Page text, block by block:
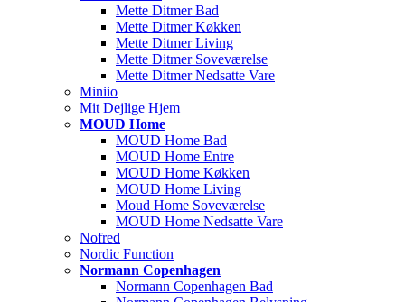
Mette Ditmer Bad
Mette Ditmer Køkken
Mette Ditmer Living
Mette Ditmer Soveværelse
Mette Ditmer Nedsatte Vare
Miniio
Mit Dejlige Hjem
MOUD Home
MOUD Home Bad
MOUD Home Entre
MOUD Home Køkken
MOUD Home Living
Moud Home Soveværelse
MOUD Home Nedsatte Vare
Nofred
Nordic Function
Normann Copenhagen
Normann Copenhagen Bad